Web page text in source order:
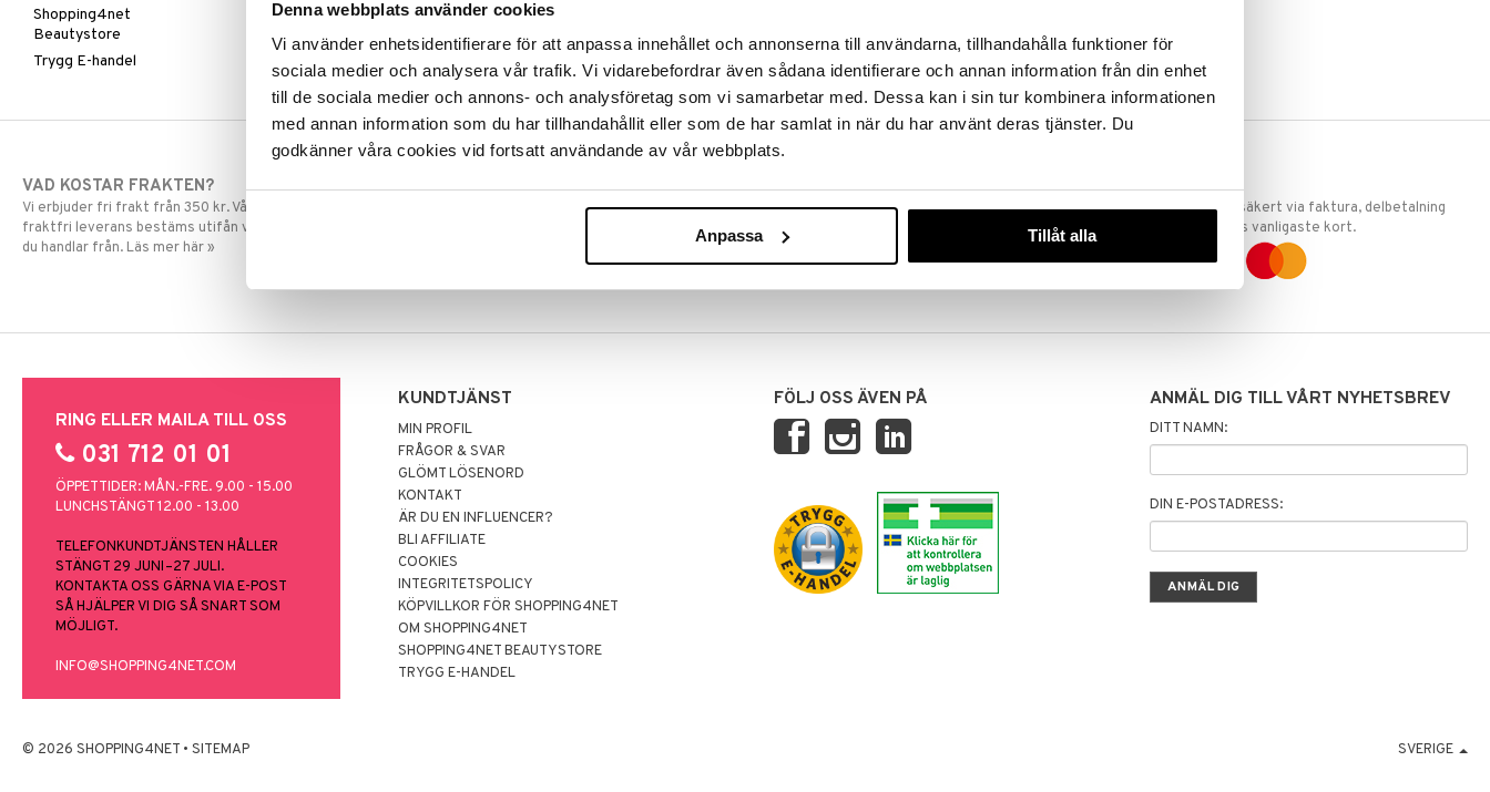
Denna webbplats använder cookies
Vi använder enhetsidentifierare för att anpassa innehållet och annonserna till användarna, tillhandahålla funktioner för
sociala medier och analysera vår trafik. Vi vidarebefordrar även sådana identifierare och annan information från din enhet
till de sociala medier och annons- och analysföretag som vi samarbetar med. Dessa kan i sin tur kombinera informationen
med annan information som du har tillhandahållit eller som de har samlat in när du har använt deras tjänster. Du
godkänner våra cookies vid fortsatt användande av vår webbplats.
Anpassa Tillåt alla
Shopping4net
Beautystore
Trygg E-handel
VAD KOSTAR FRAKTEN?
Vi erbjuder fri frakt från 350 kr. Vår gräns för
fraktfri leverans bestäms utifån vilken avdelning
du handlar från. Läs mer här »
SNABBA LEVERANSER
Beställningar lagda före 14:00 (gäller varor i lager)
GODKÄND AV LÄKEMEDELSVERKET
EU-logotypen är symbolen som visar att vi är
godkända av Läkemedelsverket gällande
försäljning av läkemedel.
TRYGGA KÖP
Handla tryggt & säkert via faktura, delbetalning
eller marknadens vanligaste kort.
RING ELLER MAILA TILL OSS
031 712 01 01
ÖPPETTIDER: MÅN.-FRE. 9.00 - 15.00
LUNCHSTÄNGT 12.00 - 13.00
TELEFONKUNDTJÄNSTEN HÅLLER
STÄNGT 29 JUNI–27 JULI.
KONTAKTA OSS GÄRNA VIA E-POST
SÅ HJÄLPER VI DIG SÅ SNART SOM
MÖJLIGT.
INFO@SHOPPING4NET.COM
KUNDTJÄNST
MIN PROFIL
FRÅGOR & SVAR
GLÖMT LÖSENORD
KONTAKT
ÄR DU EN INFLUENCER?
BLI AFFILIATE
COOKIES
INTEGRITETSPOLICY
KÖPVILLKOR FÖR SHOPPING4NET
OM SHOPPING4NET
SHOPPING4NET BEAUTYSTORE
TRYGG E-HANDEL
FÖLJ OSS ÄVEN PÅ ANMÄL DIG TILL VÅRT NYHETSBREV
DITT NAMN:
DIN E-POSTADRESS:
© 2026 SHOPPING4NET • SITEMAP SVERIGE